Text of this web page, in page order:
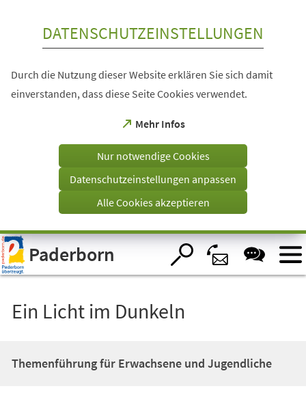
Visuelle
Assistenzsoftware
öffnen.
DATENSCHUTZEINSTELLUNGEN
Durch die Nutzung dieser Website erklären Sie sich damit
einverstanden, dass diese Seite Cookies verwendet.
Mehr Infos
(Öffnet
einem
Tab)
Nur notwendige Cookies
Datenschutzeinstellungen anpassen
Alle Cookies akzeptieren
Paderborn
Ein Licht im Dunkeln
Themenführung für Erwachsene und Jugendliche